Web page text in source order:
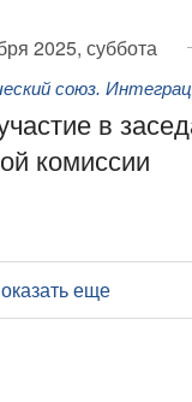
2025, суббота
союз.
в
комиссии
еще